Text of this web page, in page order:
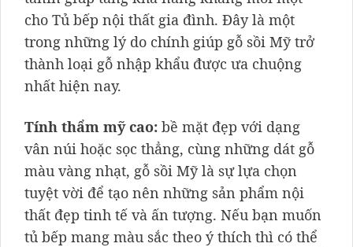
cho Tủ bếp nội thất gia đình. Đây là một
trong những lý do chính giúp gỗ sồi Mỹ trở
thành loại gỗ nhập khẩu được ưa chuộng
nhất hiện nay.
Tính thẩm mỹ cao: bề mặt đẹp với dạng
vân núi hoặc sọc thẳng, cùng những dát gỗ
màu vàng nhạt, gỗ sồi Mỹ là sự lựa chọn
tuyệt vời để tạo nên những sản phẩm nội
thất đẹp tinh tế và ấn tượng. Nếu bạn muốn
tủ bếp mang màu sắc theo ý thích thì có thể